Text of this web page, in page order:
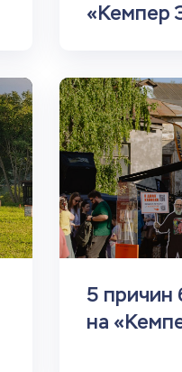
«Кемпер
5 причин
на